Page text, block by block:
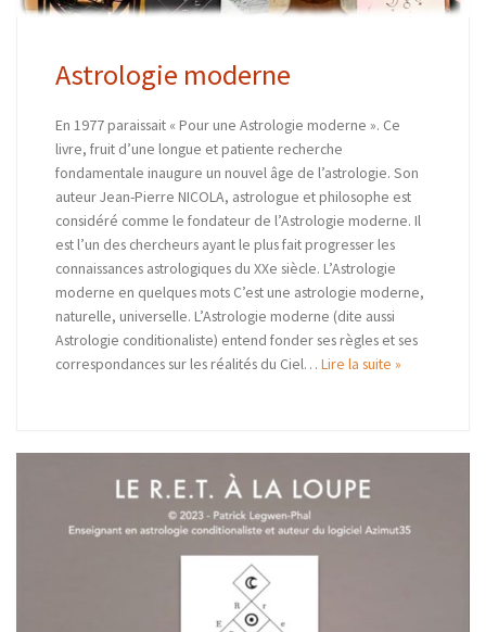
Astrologie moderne
En 1977 paraissait « Pour une Astrologie moderne ». Ce
livre, fruit d’une longue et patiente recherche
fondamentale inaugure un nouvel âge de l’astrologie. Son
auteur Jean-Pierre NICOLA, astrologue et philosophe est
considéré comme le fondateur de l’Astrologie moderne. Il
est l’un des chercheurs ayant le plus fait progresser les
connaissances astrologiques du XXe siècle. L’Astrologie
moderne en quelques mots C’est une astrologie moderne,
naturelle, universelle. L’Astrologie moderne (dite aussi
Astrologie conditionaliste) entend fonder ses règles et ses
correspondances sur les réalités du Ciel… Lire la suite »